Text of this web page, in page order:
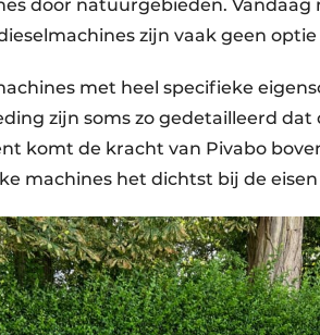
door natuurgebieden. Vandaag
zijn vaak geen
met heel specifieke
zijn soms zo gedetailleerd
komt de kracht van Pivabo
machines het dichtst bij de eisen